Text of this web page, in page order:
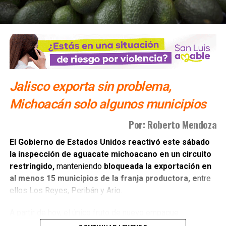
Corte de Justicia
NO TE PIERDAS
Salud, seguridad y educación: las banderas de
Sheinbaum en su primer informe
Jalisco exporta sin problema,
Michoacán solo algunos municipios
Por: Roberto Mendoza
El Gobierno de Estados Unidos reactivó este sábado
la inspección de aguacate michoacano en un circuito
restringido,manteniendo bloqueada la exportación en
al menos 15 municipios de la franja productora, entre
ellos Los Reyes, Peribán y Ario.